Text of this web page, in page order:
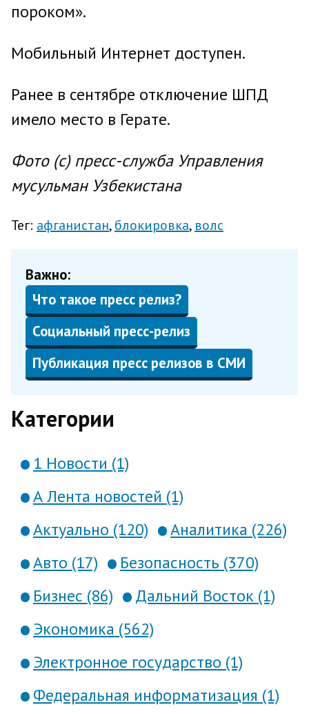
пороком».
Мобильный Интернет доступен.
Ранее в сентябре отключение ШПД
имело место в Герате.
Фото (с) пресс-служба Управления
мусульман Узбекистана
Тег: афганистан блокировка волс
Важно:
Что такое пресс релиз?
Социальный пресс-релиз
Публикация пресс релизов в СМИ
Категории
1 Новости (1)
А Лента новостей (1)
Актуально (120)
Аналитика (226)
Авто (17)
Безопасность (370)
Бизнес (86)
Дальний Восток (1)
Экономика (562)
Электронное государство (1)
Федеральная информатизация (1)